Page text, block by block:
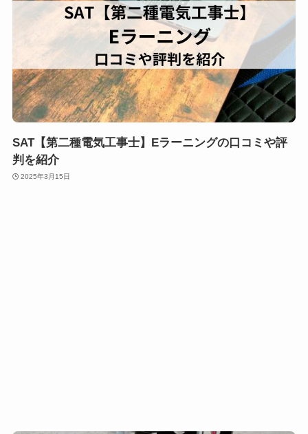
SAT【第二種電気工事士】Eラーニングの口コミや評
判を紹介
2025年3月15日